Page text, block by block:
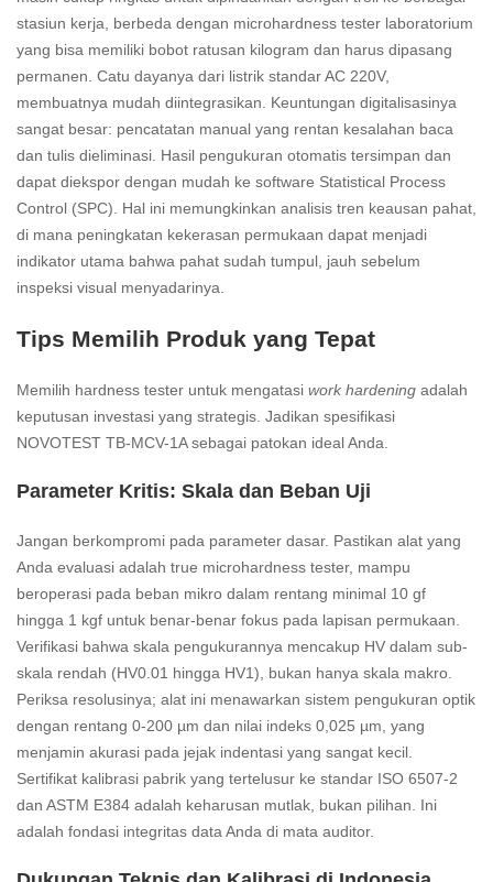
stasiun kerja, berbeda dengan microhardness tester laboratorium
yang bisa memiliki bobot ratusan kilogram dan harus dipasang
permanen. Catu dayanya dari listrik standar AC 220V,
membuatnya mudah diintegrasikan. Keuntungan digitalisasinya
sangat besar: pencatatan manual yang rentan kesalahan baca
dan tulis dieliminasi. Hasil pengukuran otomatis tersimpan dan
dapat diekspor dengan mudah ke software Statistical Process
Control (SPC). Hal ini memungkinkan analisis tren keausan pahat,
di mana peningkatan kekerasan permukaan dapat menjadi
indikator utama bahwa pahat sudah tumpul, jauh sebelum
inspeksi visual menyadarinya.
Tips Memilih Produk yang Tepat
Memilih hardness tester untuk mengatasi work hardening adalah
keputusan investasi yang strategis. Jadikan spesifikasi
NOVOTEST TB-MCV-1A sebagai patokan ideal Anda.
Parameter Kritis: Skala dan Beban Uji
Jangan berkompromi pada parameter dasar. Pastikan alat yang
Anda evaluasi adalah true microhardness tester, mampu
beroperasi pada beban mikro dalam rentang minimal 10 gf
hingga 1 kgf untuk benar-benar fokus pada lapisan permukaan.
Verifikasi bahwa skala pengukurannya mencakup HV dalam sub-
skala rendah (HV0.01 hingga HV1), bukan hanya skala makro.
Periksa resolusinya; alat ini menawarkan sistem pengukuran optik
dengan rentang 0-200 µm dan nilai indeks 0,025 µm, yang
menjamin akurasi pada jejak indentasi yang sangat kecil.
Sertifikat kalibrasi pabrik yang tertelusur ke standar ISO 6507-2
dan ASTM E384 adalah keharusan mutlak, bukan pilihan. Ini
adalah fondasi integritas data Anda di mata auditor.